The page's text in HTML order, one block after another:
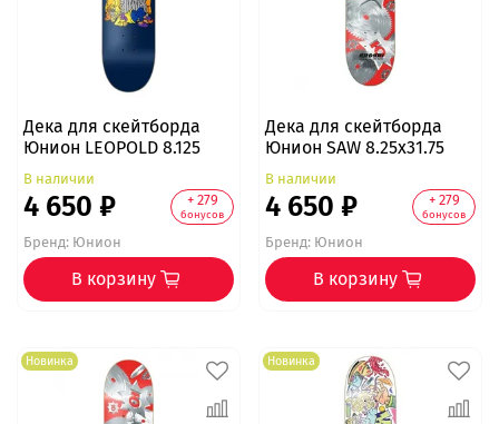
Дека для скейтборда
Юнион LEOPOLD 8.125
В наличии
4 650 ₽ + 279
бонусов
Бренд:Юнион
В корзину
Дека для скейтборда
Юнион SAW 8.25x31.75
В наличии
4 650 ₽ + 279
бонусов
Бренд:Юнион
В корзину
Новинка Новинка